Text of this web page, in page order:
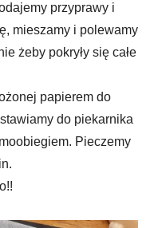
przyprawy i
mieszamy i polewamy
żeby pokryły się całe
papierem do
do piekarnika
Pieczemy